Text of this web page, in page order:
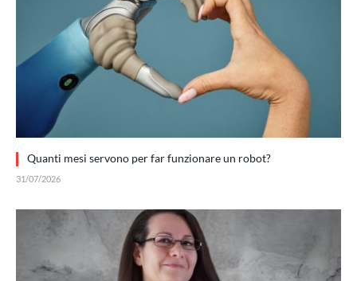
Quanti mesi servono per far funzionare un robot?
31/07/2026